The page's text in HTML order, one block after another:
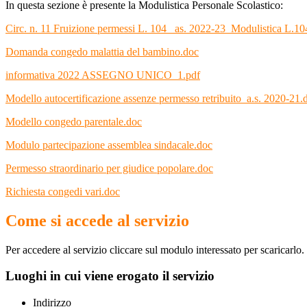
In questa sezione è presente la Modulistica Personale Scolastico:
Circ. n. 11 Fruizione permessi L. 104 _as. 2022-23_Modulistica
Domanda congedo malattia del bambino.doc
informativa 2022 ASSEGNO UNICO_1.pdf
Modello autocertificazione assenze permesso retribuito_a.s. 2020-
Modello congedo parentale.doc
Modulo partecipazione assemblea sindacale.doc
Permesso straordinario per giudice popolare.doc
Richiesta congedi vari.doc
Come si accede al servizio
Per accedere al servizio cliccare sul modulo interessato per scaricarlo.
Luoghi in cui viene erogato il servizio
Indirizzo